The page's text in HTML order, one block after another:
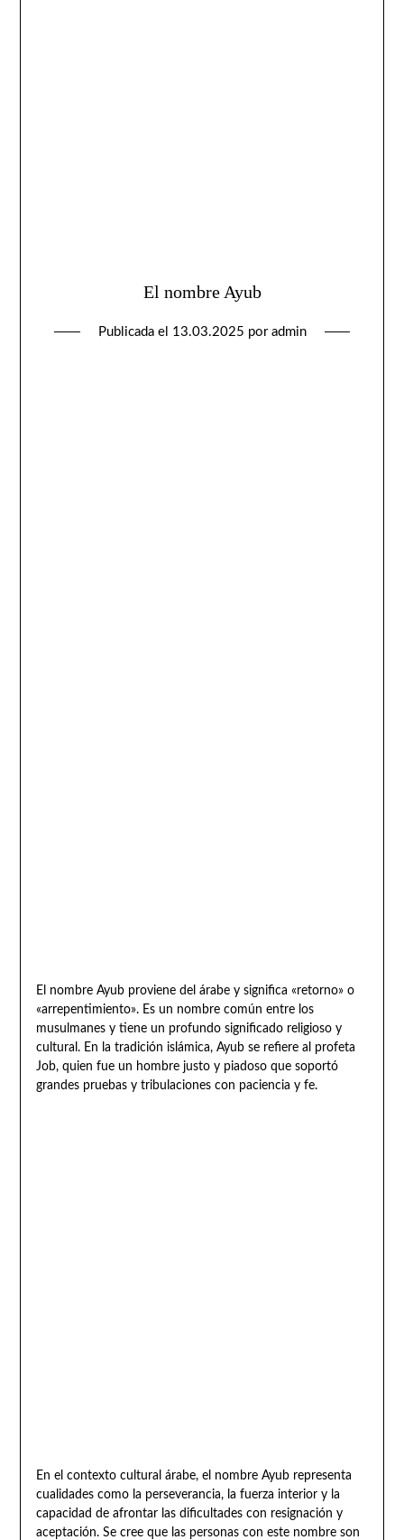
El nombre Ayub
Publicada el 13.03.2025 por admin
El nombre Ayub proviene del árabe y significa «retorno» o
«arrepentimiento». Es un nombre común entre los
musulmanes y tiene un profundo significado religioso y
cultural. En la tradición islámica, Ayub se refiere al profeta
Job, quien fue un hombre justo y piadoso que soportó
grandes pruebas y tribulaciones con paciencia y fe.
En el contexto cultural árabe, el nombre Ayub representa
cualidades como la perseverancia, la fuerza interior y la
capacidad de afrontar las dificultades con resignación y
aceptación. Se cree que las personas con este nombre son